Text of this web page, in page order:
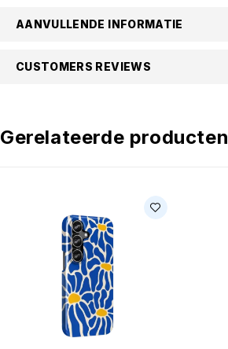
AANVULLENDE INFORMATIE
CUSTOMERS REVIEWS
Gerelateerde producten